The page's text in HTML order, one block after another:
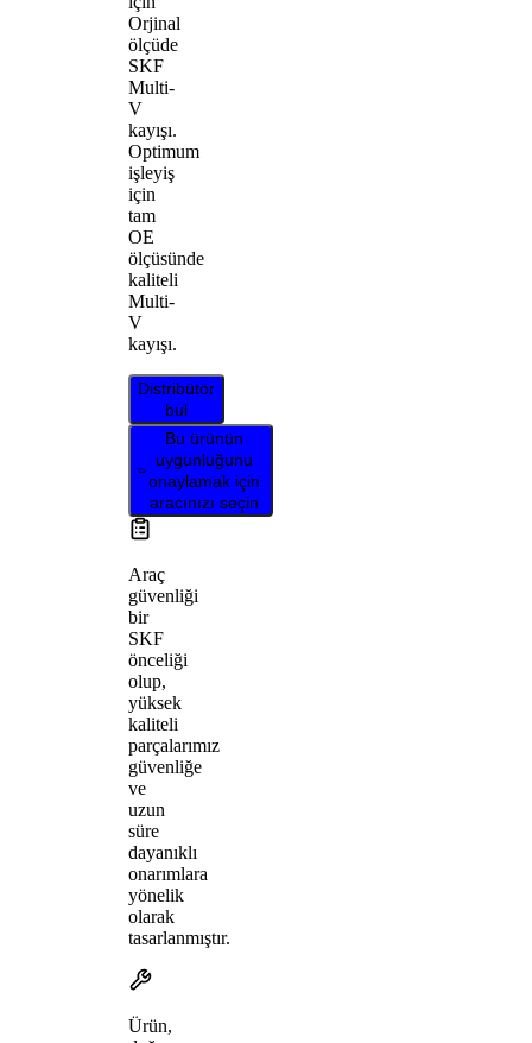
Orjinal
ölçüde
SKF
Multi-
V
kayışı.
Optimum
işleyiş
için
tam
OE
ölçüsünde
kaliteli
Multi-
V
kayışı.
Distribütör
bul
Bu ürünün
uygunluğunu
onaylamak için
aracınızı seçin
Araç
güvenliği
bir
SKF
önceliği
olup,
yüksek
kaliteli
parçalarımız
güvenliğe
ve
uzun
süre
dayanıklı
onarımlara
yönelik
olarak
tasarlanmıştır.
Ürün,